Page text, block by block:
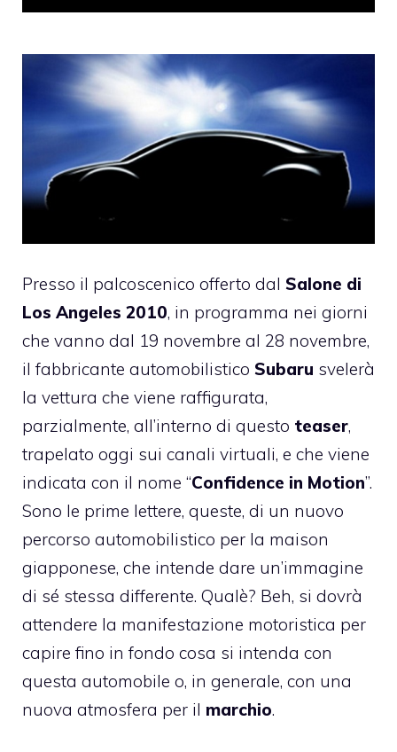
Presso il palcoscenico offerto dal Salone di
Los Angeles 2010, in programma nei giorni
che vanno dal 19 novembre al 28 novembre,
il fabbricante automobilistico Subaru svelerà
la vettura che viene raffigurata,
parzialmente, all’interno di questo teaser,
trapelato oggi sui canali virtuali, e che viene
indicata con il nome “Confidence in Motion”.
Sono le prime lettere, queste, di un nuovo
percorso automobilistico per la maison
giapponese, che intende dare un’immagine
di sé stessa differente. Qualè? Beh, si dovrà
attendere la manifestazione motoristica per
capire fino in fondo cosa si intenda con
questa automobile o, in generale, con una
nuova atmosfera per il marchio.